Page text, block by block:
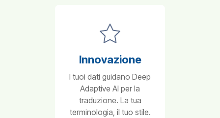
Innovazione
I tuoi dati guidano Deep
Adaptive AI per la
traduzione. La tua
terminologia, il tuo stile.